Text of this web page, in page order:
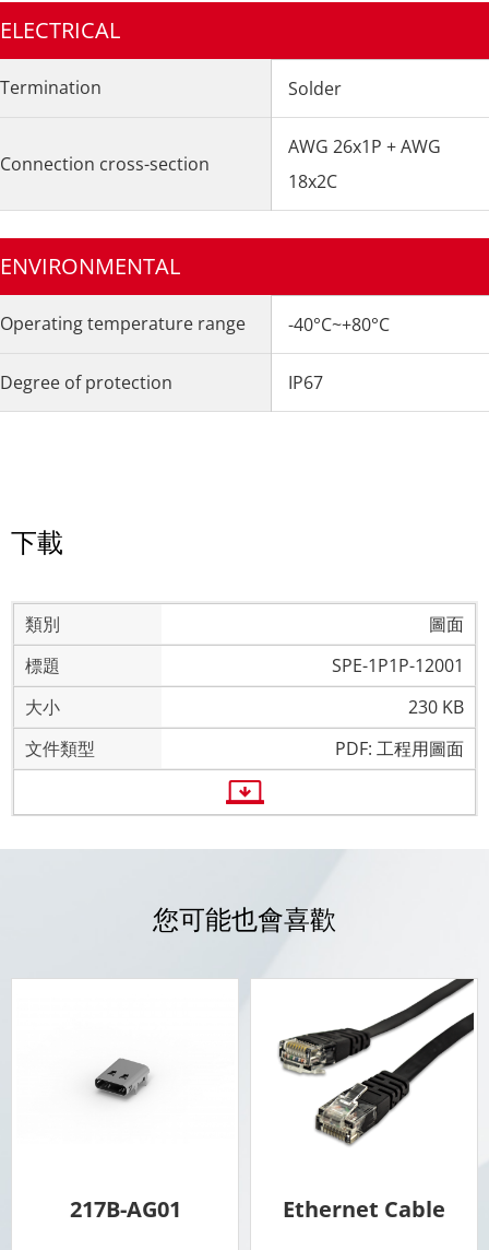
ELECTRICAL
Termination Solder
Connection cross-section
AWG 26x1P + AWG
18x2C
ENVIRONMENTAL
Operating temperature range -40°C~+80°C
Degree of protection IP67
下載
圖面
SPE-1P1P-12001
230 KB
PDF: 工程用圖面
您可能也會喜歡
217B-AG01 Ethernet Cable